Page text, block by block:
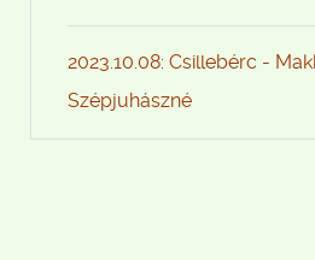
2023.10.08: Csillebérc -
Szépjuhászné